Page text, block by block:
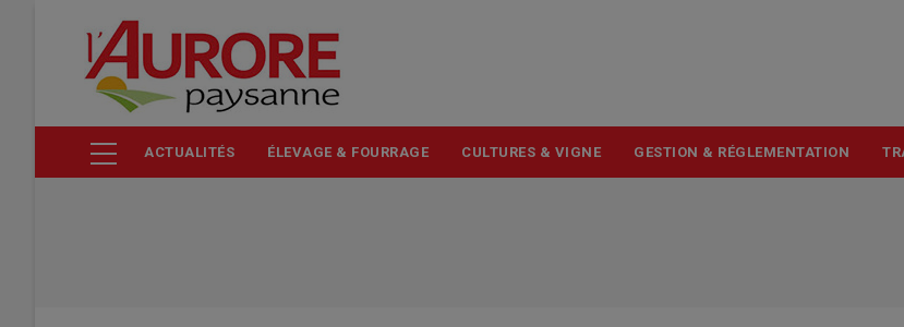
contenu
ACTUALITÉS ÉLEVAGE & FOURRAGE CULTURES & VIGNE GESTION & RÉGLEMENTATION